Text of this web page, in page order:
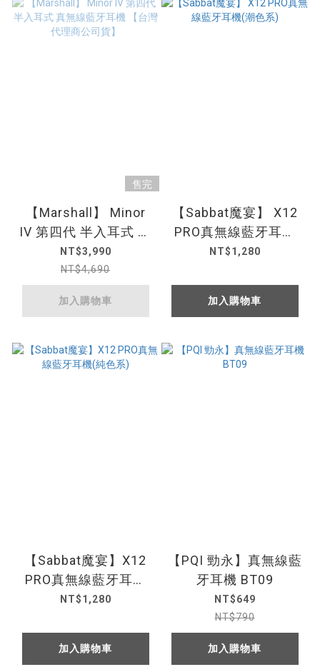
售完
【Marshall】 Minor
IV 第四代 半入耳式 真
無線藍牙耳機 【台灣
代理商公司貨】
NT$3,990
NT$4,690
加入購物車
【Sabbat魔宴】 X12
PRO真無線藍牙耳機
(潮色系)
NT$1,280
加入購物車
【Sabbat魔宴】X12
PRO真無線藍牙耳機
(純色系)
NT$1,280
加入購物車
【PQI 勁永】真無線藍
牙耳機 BT09
NT$649
NT$790
加入購物車